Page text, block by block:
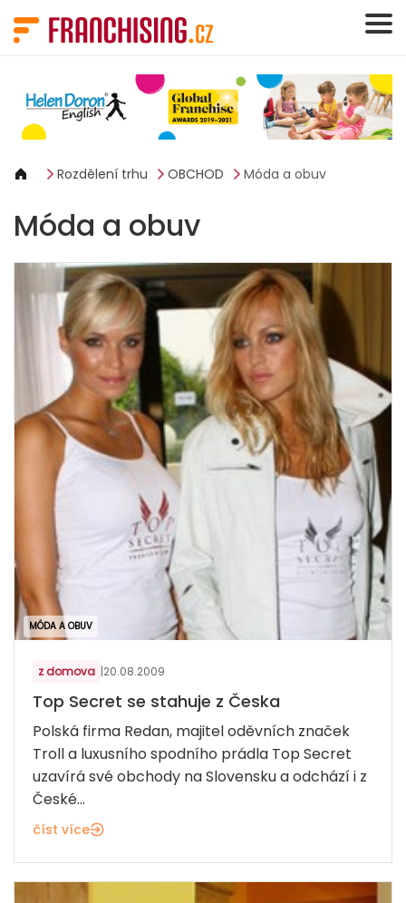
Rozdělení trhu OBCHOD Móda a obuv
Móda a obuv
MÓDA A OBUV
z domova |20.08.2009
Top Secret se stahuje z Česka
Polská firma Redan, majitel oděvních značek
Troll a luxusního spodního prádla Top Secret
uzavírá své obchody na Slovensku a odchází i z
České...
číst více